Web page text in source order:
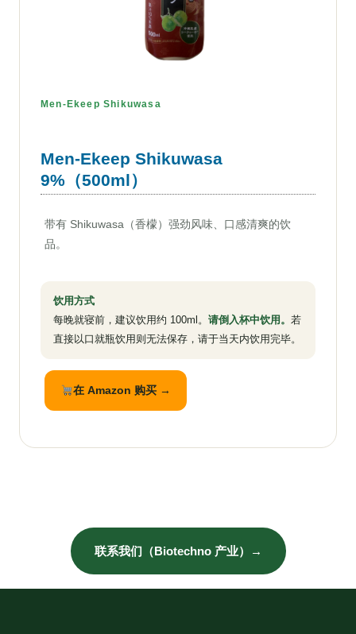
Men-Ekeep Shikuwasa
Men-Ekeep Shikuwasa
9%（500ml）
带有 Shikuwasa（香檬）强劲风味、口感清爽的饮
品。
饮用方式
每晚就寝前，建议饮用约 100ml。 请倒入杯中饮用。 若
直接以口就瓶饮用则无法保存，请于当天内饮用完毕。
在 Amazon 购买 →
联系我们（Biotechno 产业）→